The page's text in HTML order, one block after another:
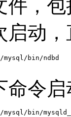
件，
启动
命令